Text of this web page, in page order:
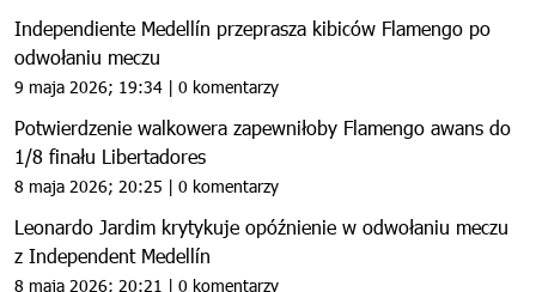
Independiente Medellín przeprasza kibiców Flamengo po
odwołaniu meczu
9 maja 2026; 19:34 | 0 komentarzy
Potwierdzenie walkowera zapewniłoby Flamengo awans do
1/8 finału Libertadores
8 maja 2026; 20:25 | 0 komentarzy
Leonardo Jardim krytykuje opóźnienie w odwołaniu meczu
z Independent Medellín
8 maja 2026; 20:21 | 0 komentarzy